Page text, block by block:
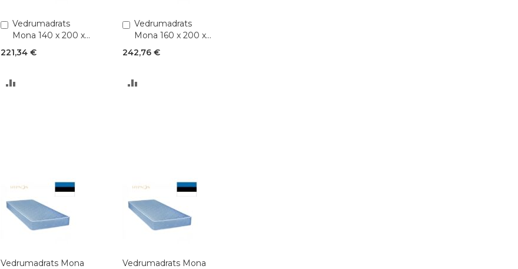
Vedrumadrats
Mona 140 x 200 x
K 17 cm (Bonnell
2,2)
221,34 €
Lisa
ostukorvi
Vedrumadrats
Mona 160 x 200 x
K 17 cm (Bonnell
2,2)
242,76 €
Lisa
ostukorvi
Vedrumadrats Mona
Vedrumadrats Mona